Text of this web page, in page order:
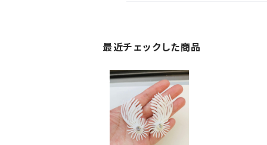
最近チェックした商品